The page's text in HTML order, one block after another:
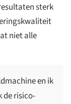
sterk
niet alle
en ik
de risico-